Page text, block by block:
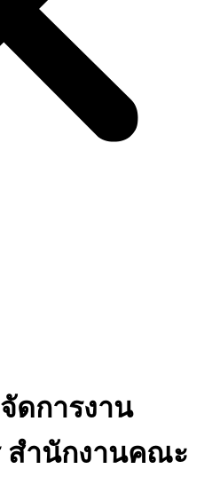
ดการงาน
สำนักงานคณะ